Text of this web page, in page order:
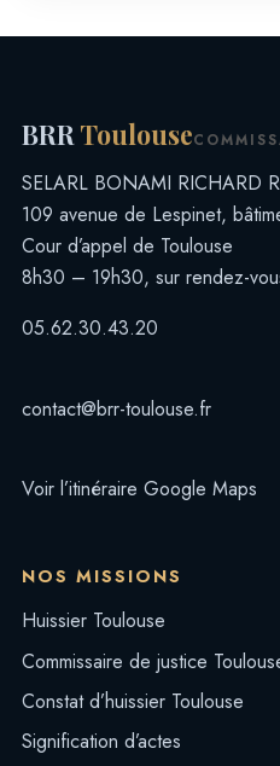
BRR Toulouse
SELARL BONAMI RICHARD
109 avenue de Lespinet,
Cour d’appel de Toulouse
8h30 – 19h30, sur rendez-
05.62.30.43.20
contact@brr-toulouse.fr
Voir l’itinéraire Google Maps
NOS MISSIONS
Huissier Toulouse
Commissaire de justice
Constat d’huissier Toulouse
Signification d’actes